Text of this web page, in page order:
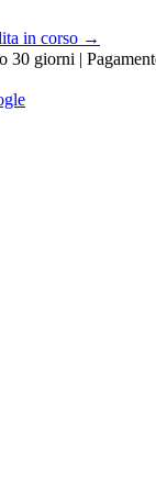
in corso →
30 giorni |